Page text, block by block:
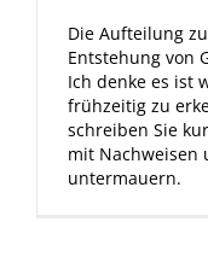
Die Aufteilung
Entstehung von
Ich denke es ist
frühzeitig zu
schreiben Sie
mit Nachweisen
untermauern.